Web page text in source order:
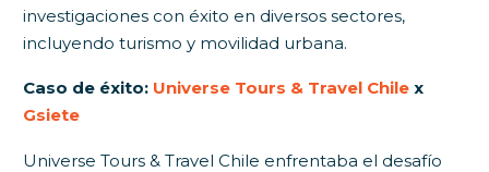
investigaciones con éxito en diversos sectores,
incluyendo turismo y movilidad urbana.
Caso de éxito: Universe Tours & Travel Chile x
Gsiete
Universe Tours & Travel Chile enfrentaba el desafío